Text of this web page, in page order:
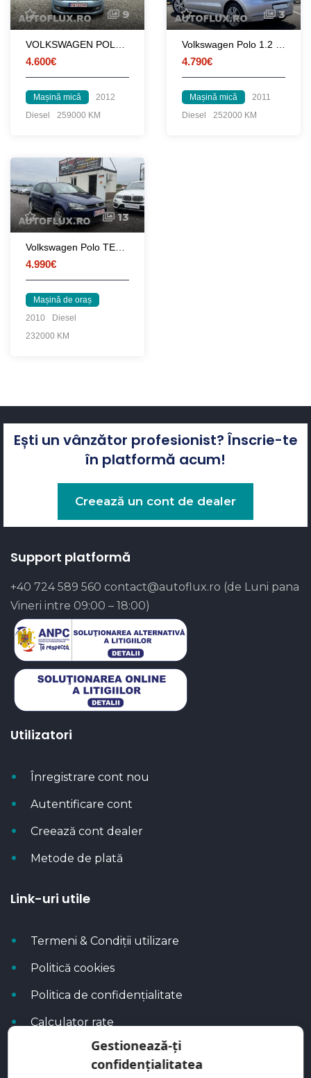
Gestionează-ți
confidențialitatea
9
VOLKSWAGEN POLO 1.2 DIESEL 2012/07 Euro 5
4.600€
Mașină mică
2012
Diesel
259000 KM
3
Volkswagen Polo 1.2 TDI Bluemotion
4.790€
Mașină mică
2011
Diesel
252000 KM
13
4.990€
Mașină de oraș
2010
Diesel
232000 KM
Ești un vânzător profesionist? Înscrie-te
în platformă acum!
Creează un cont de dealer
Support platformă
+40 724 589 560 contact@autoflux.ro (de Luni pana
Vineri intre 09:00 – 18:00)
Utilizatori
Înregistrare cont nou
Autentificare cont
Creează cont dealer
Metode de plată
Link-uri utile
Termeni & Condiții utilizare
Politică cookies
Politica de confidențialitate
Calculator rate
Blog Autoflux